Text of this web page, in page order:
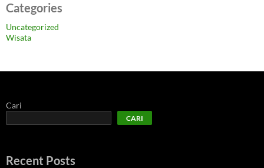
Categories
Uncategorized
Wisata
Cari
CARI
Recent Posts